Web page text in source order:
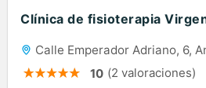
Clínica de fisioterapia
Calle Emperador Adriano, 6,
10 (2 valoraciones)